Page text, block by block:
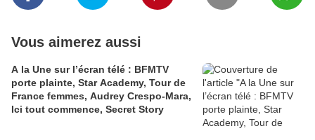
Vous aimerez aussi
A la Une sur l’écran télé : BFMTV
porte plainte, Star Academy, Tour de
France femmes, Audrey Crespo-Mara,
Ici tout commence, Secret Story